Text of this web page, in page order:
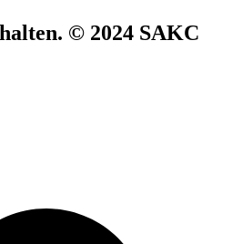
© 2024 SAKC